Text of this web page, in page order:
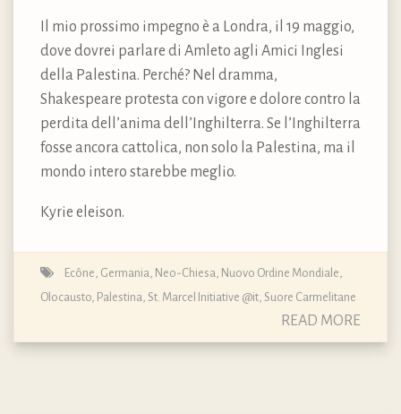
Il mio prossimo impegno è a Londra, il 19 maggio,
dove dovrei parlare di Amleto agli Amici Inglesi
della Palestina. Perché? Nel dramma,
Shakespeare protesta con vigore e dolore contro la
perdita dell’anima dell’Inghilterra. Se l’Inghilterra
fosse ancora cattolica, non solo la Palestina, ma il
mondo intero starebbe meglio.
Kyrie eleison.
Ecône, Germania, Neo-Chiesa, Nuovo Ordine Mondiale,
Olocausto, Palestina, St. Marcel Initiative @it, Suore Carmelitane
READ MORE